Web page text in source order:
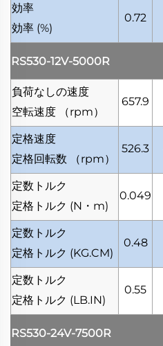
効率
効率 (%)
0.72
RS530-12V-5000R
負荷なしの速度
空転速度
（rpm）
657.9
定格速度
定格回転数
（rpm）
526.3
定数トルク
定格トルク (N・m)
0.049
定数トルク
定格トルク (KG.CM)
0.48
定数トルク
定格トルク (LB.IN)
0.55
RS530-24V-7500R